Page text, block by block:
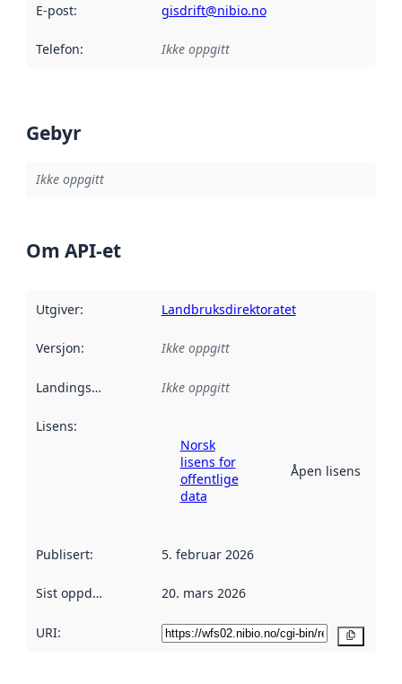
E-post: gisdrift@nibio.no
Telefon: Ikke oppgitt
Gebyr
Ikke oppgitt
Om API-et
Utgiver: Landbruksdirektoratet
Versjon: Ikke oppgitt
Landingsside Ikke oppgitt
Lisens:
Norsk
lisens for
offentlige
data
Åpen lisens
Publisert: 5. februar 2026
Sist oppdatert 20. mars 2026
URI: